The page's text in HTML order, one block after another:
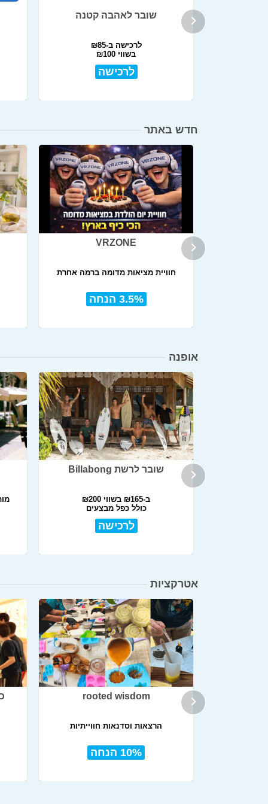
שובר לאהבה קטנה
לרכישה ב-₪85
בשווי ₪100
לרכישה
חדש באתר
VRZONE
חוויית מציאות מדומה ברמה אחרת
3.5% הנחה
אופנה
שובר לרשת Billabong
ב-₪165 בשווי ₪200
כולל כפל מבצעים
לרכישה
אטרקציות
rooted wisdom
הרצאות וסדנאות חווייתיות
10% הנחה